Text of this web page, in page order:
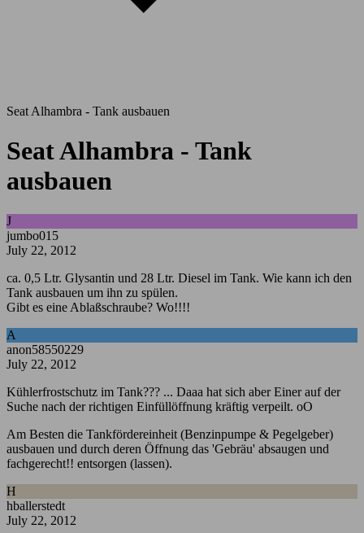
Seat Alhambra - Tank ausbauen
Seat Alhambra - Tank
ausbauen
J
jumbo015
July 22, 2012
ca. 0,5 Ltr. Glysantin und 28 Ltr. Diesel im Tank. Wie kann ich den
Tank ausbauen um ihn zu spülen.
Gibt es eine Ablaßschraube? Wo!!!!
A
anon58550229
July 22, 2012
Kühlerfrostschutz im Tank??? ... Daaa hat sich aber Einer auf der
Suche nach der richtigen Einfüllöffnung kräftig verpeilt. oO
Am Besten die Tankfördereinheit (Benzinpumpe & Pegelgeber)
ausbauen und durch deren Öffnung das 'Gebräu' absaugen und
fachgerecht!! entsorgen (lassen).
H
hballerstedt
July 22, 2012